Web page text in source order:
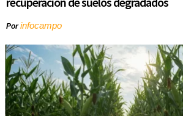
Porinfocampo